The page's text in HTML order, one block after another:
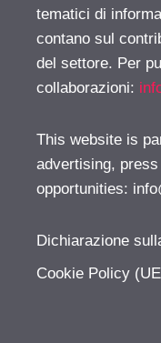
tematici di
contano sul
del settore. Per
collaborazioni:
This website is
advertising,
opportunities:
Dichiarazione
Cookie Policy